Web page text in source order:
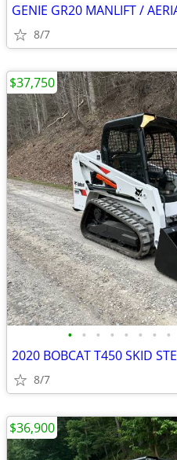
8/7
• • • • • • • •
8/7
$37,750
$36,900